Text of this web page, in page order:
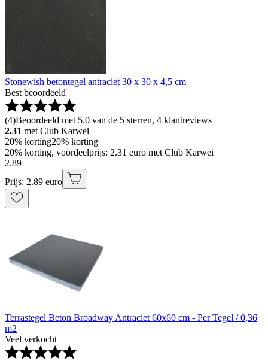
Stonewish betontegel antraciet 30 x 30 x 4,5 cm
Best beoordeeld
(4)Beoordeeld met 5.0 van de 5 sterren, 4 klantreviews
2.31 met Club Karwei
20% korting20% korting
20% korting, voordeelprijs: 2.31 euro met Club Karwei
2.89
Prijs: 2.89 euro
Terrastegel Beton Broadway Antraciet 60x60 cm - Per Tegel / 0,36
m2
Veel verkocht